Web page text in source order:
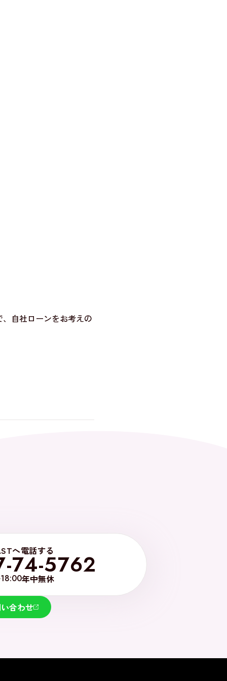
自社ローンをお考えの
へ電話する
74-5762
年中無休
合わせ